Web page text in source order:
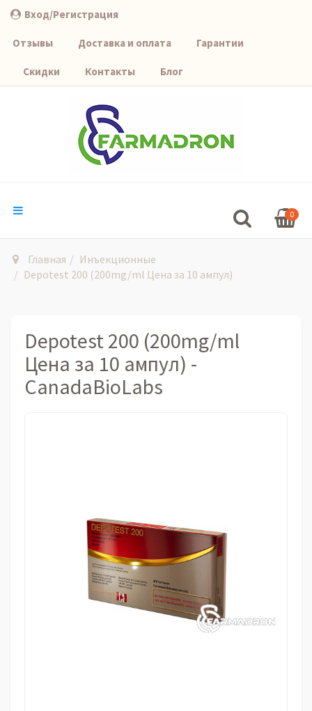
Вход/Регистрация
Отзывы Доставка и оплата Гарантии
Скидки Контакты Блог
0
Главная
Инъекционные
Depotest 200 (200mg/ml Цена за 10 ампул)
Depotest 200 (200mg/ml
Цена за 10 ампул) -
CanadaBioLabs